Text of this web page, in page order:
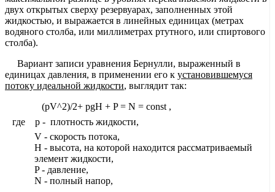
двух открытых сверху резервуарах, заполненных этой
жидкостью, и выражается в линейных единицах (метрах
водяного столба, или миллиметрах ртутного, или спиртового
столба).
Вариант записи уравнения Бернулли, выраженный в
единицах давления, в применении его к установившемуся
потоку идеальной жидкости, выглядит так:
(pV^2)/2+ pgH + P = N = const ,
где p - плотность жидкости,
V - скорость потока,
H - высота, на которой находится рассматриваемый
элемент жидкости,
P - давление,
N - полный напор,